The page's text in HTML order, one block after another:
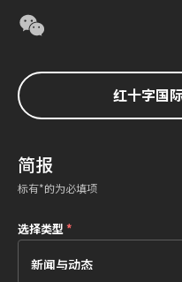
红十字国
简报
标有*的为必填项
选择类型*